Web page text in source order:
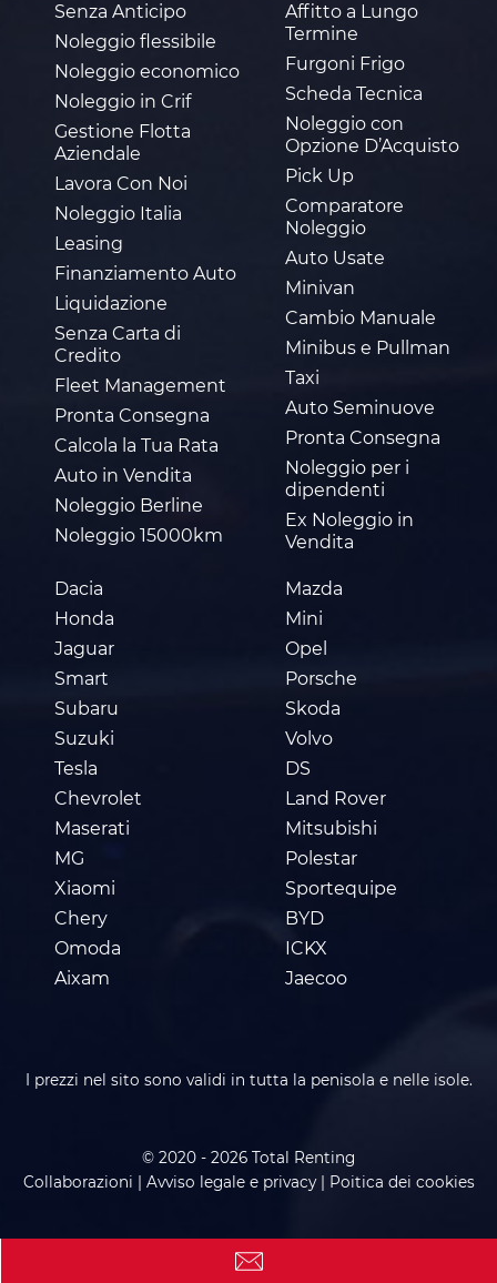
Senza Anticipo
Noleggio flessibile
Noleggio economico
Noleggio in Crif
Gestione Flotta
Aziendale
Lavora Con Noi
Noleggio Italia
Leasing
Finanziamento Auto
Liquidazione
Senza Carta di
Credito
Fleet Management
Pronta Consegna
Calcola la Tua Rata
Auto in Vendita
Noleggio Berline
Noleggio 15000km
Dacia
Honda
Jaguar
Smart
Subaru
Suzuki
Tesla
Chevrolet
Maserati
MG
Xiaomi
Chery
Omoda
Aixam
Mazda
Mini
Opel
Porsche
Skoda
Volvo
DS
Land Rover
Mitsubishi
Polestar
Sportequipe
BYD
ICKX
Jaecoo
Affitto a Lungo
Termine
Furgoni Frigo
Scheda Tecnica
Noleggio con
Opzione D’Acquisto
Pick Up
Comparatore
Noleggio
Auto Usate
Minivan
Cambio Manuale
Minibus e Pullman
Taxi
Auto Seminuove
Pronta Consegna
Noleggio per i
dipendenti
Ex Noleggio in
Vendita
I prezzi nel sito sono validi in tutta la penisola e nelle isole.
© 2020 - 2026 Total Renting
Collaborazioni
Avviso legale e privacy| Poitica dei cookies